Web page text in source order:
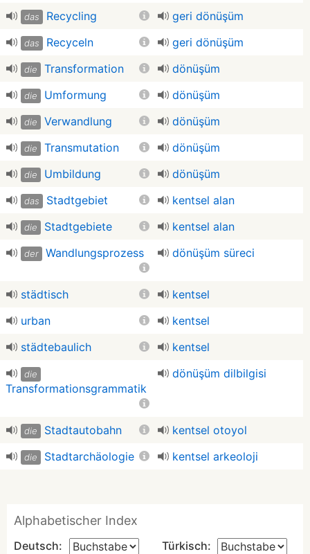
das Recycling geri dönüşüm
das Recyceln geri dönüşüm
die Transformation dönüşüm
die Umformung dönüşüm
die Verwandlung dönüşüm
die Transmutation dönüşüm
die Umbildung dönüşüm
das Stadtgebiet kentsel alan
die Stadtgebiete kentsel alan
der Wandlungsprozess dönüşüm süreci
städtisch
kentsel
urban
kentsel
städtebaulich
kentsel
die
Transformationsgrammatik
dönüşüm dilbilgisi
die Stadtautobahn kentsel otoyol
die Stadtarchäologie kentsel arkeoloji
Alphabetischer Index
Deutsch: Türkisch: